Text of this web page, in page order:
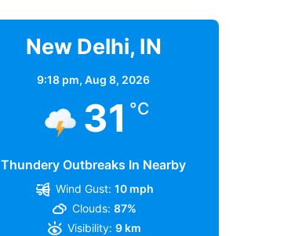
New Delhi, IN
9:18 pm, Aug 8, 2026
31 °C
Thundery Outbreaks In Nearby
Wind Gust: 10 mph
Clouds: 87%
Visibility: 9 km